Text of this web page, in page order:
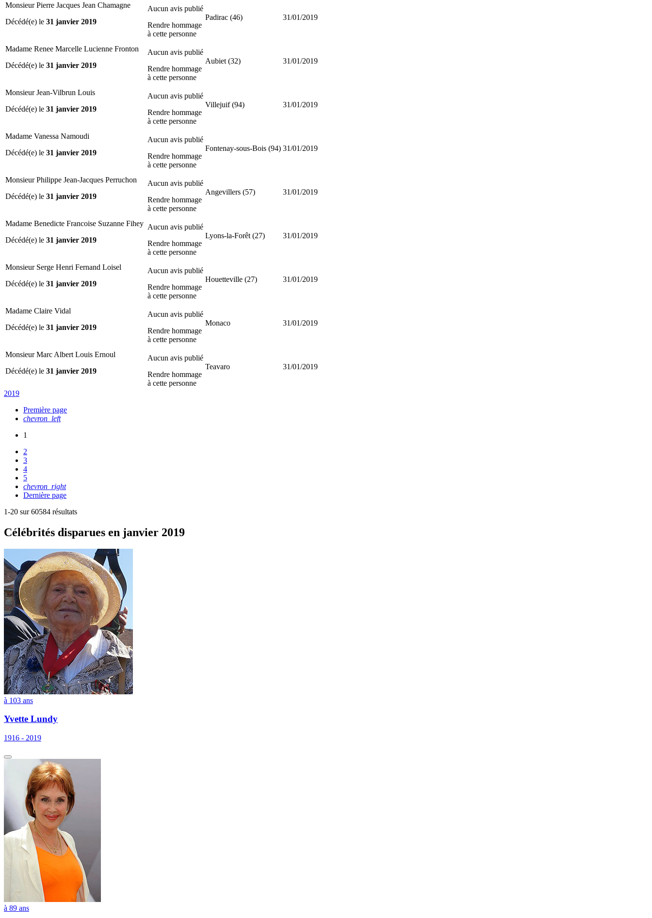
Monsieur Pierre Jacques Jean Chamagne
Décédé(e) le 31 janvier 2019
Aucun avis publié
Rendre hommage
à cette personne
Padirac (46) 31/01/2019
Madame Renee Marcelle Lucienne Fronton
Décédé(e) le 31 janvier 2019
Aucun avis publié
Rendre hommage
à cette personne
Aubiet (32) 31/01/2019
Monsieur Jean-Vilbrun Louis
Décédé(e) le 31 janvier 2019
Aucun avis publié
Rendre hommage
à cette personne
Villejuif (94) 31/01/2019
Madame Vanessa Namoudi
Décédé(e) le 31 janvier 2019
Aucun avis publié
Rendre hommage
à cette personne
Fontenay-sous-Bois (94) 31/01/2019
Monsieur Philippe Jean-Jacques Perruchon
Décédé(e) le 31 janvier 2019
Aucun avis publié
Rendre hommage
à cette personne
Angevillers (57) 31/01/2019
Madame Benedicte Francoise Suzanne Fihey
Décédé(e) le 31 janvier 2019
Aucun avis publié
Rendre hommage
à cette personne
Lyons-la-Forêt (27) 31/01/2019
Monsieur Serge Henri Fernand Loisel
Décédé(e) le 31 janvier 2019
Aucun avis publié
Rendre hommage
à cette personne
Houetteville (27) 31/01/2019
Madame Claire Vidal
Décédé(e) le 31 janvier 2019
Aucun avis publié
Rendre hommage
à cette personne
Monaco 31/01/2019
Monsieur Marc Albert Louis Ernoul
Décédé(e) le 31 janvier 2019
Aucun avis publié
Rendre hommage
à cette personne
Teavaro 31/01/2019
2019
Première page
chevron_left
1
2
3
4
5
chevron_right
Dernière page
1-20 sur 60584 résultats
Célébrités disparues en janvier 2019
à 103 ans
Yvette Lundy
1916 - 2019
à 89 ans